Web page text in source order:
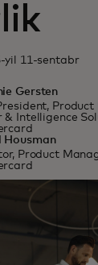
yil 11-sentabr
Gersten
& Intelligence
Housman
Product